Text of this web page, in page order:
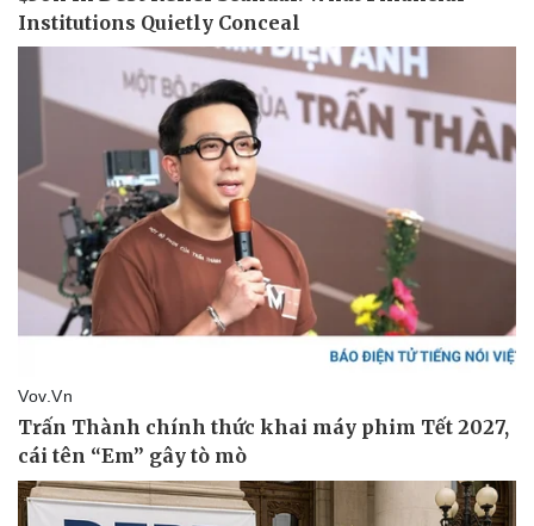
Pháp luật
Vụ án
Tin nóng
Quân sự - Quốc phòng
Vũ khí
Việt Nam
Phân tích